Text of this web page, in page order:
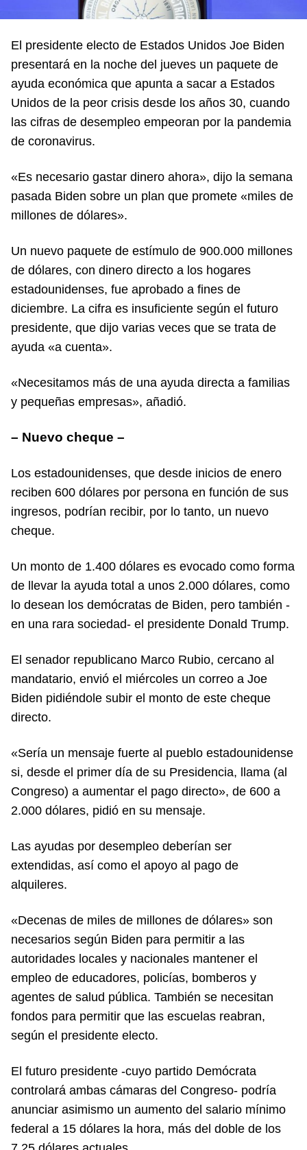
El presidente electo de Estados Unidos Joe Biden
presentará en la noche del jueves un paquete de
ayuda económica que apunta a sacar a Estados
Unidos de la peor crisis desde los años 30, cuando
las cifras de desempleo empeoran por la pandemia
de coronavirus.
«Es necesario gastar dinero ahora», dijo la semana
pasada Biden sobre un plan que promete «miles de
millones de dólares».
Un nuevo paquete de estímulo de 900.000 millones
de dólares, con dinero directo a los hogares
estadounidenses, fue aprobado a fines de
diciembre. La cifra es insuficiente según el futuro
presidente, que dijo varias veces que se trata de
ayuda «a cuenta».
«Necesitamos más de una ayuda directa a familias
y pequeñas empresas», añadió.
– Nuevo cheque –
Los estadounidenses, que desde inicios de enero
reciben 600 dólares por persona en función de sus
ingresos, podrían recibir, por lo tanto, un nuevo
cheque.
Un monto de 1.400 dólares es evocado como forma
de llevar la ayuda total a unos 2.000 dólares, como
lo desean los demócratas de Biden, pero también -
en una rara sociedad- el presidente Donald Trump.
El senador republicano Marco Rubio, cercano al
mandatario, envió el miércoles un correo a Joe
Biden pidiéndole subir el monto de este cheque
directo.
«Sería un mensaje fuerte al pueblo estadounidense
si, desde el primer día de su Presidencia, llama (al
Congreso) a aumentar el pago directo», de 600 a
2.000 dólares, pidió en su mensaje.
Las ayudas por desempleo deberían ser
extendidas, así como el apoyo al pago de
alquileres.
«Decenas de miles de millones de dólares» son
necesarios según Biden para permitir a las
autoridades locales y nacionales mantener el
empleo de educadores, policías, bomberos y
agentes de salud pública. También se necesitan
fondos para permitir que las escuelas reabran,
según el presidente electo.
El futuro presidente -cuyo partido Demócrata
controlará ambas cámaras del Congreso- podría
anunciar asimismo un aumento del salario mínimo
federal a 15 dólares la hora, más del doble de los